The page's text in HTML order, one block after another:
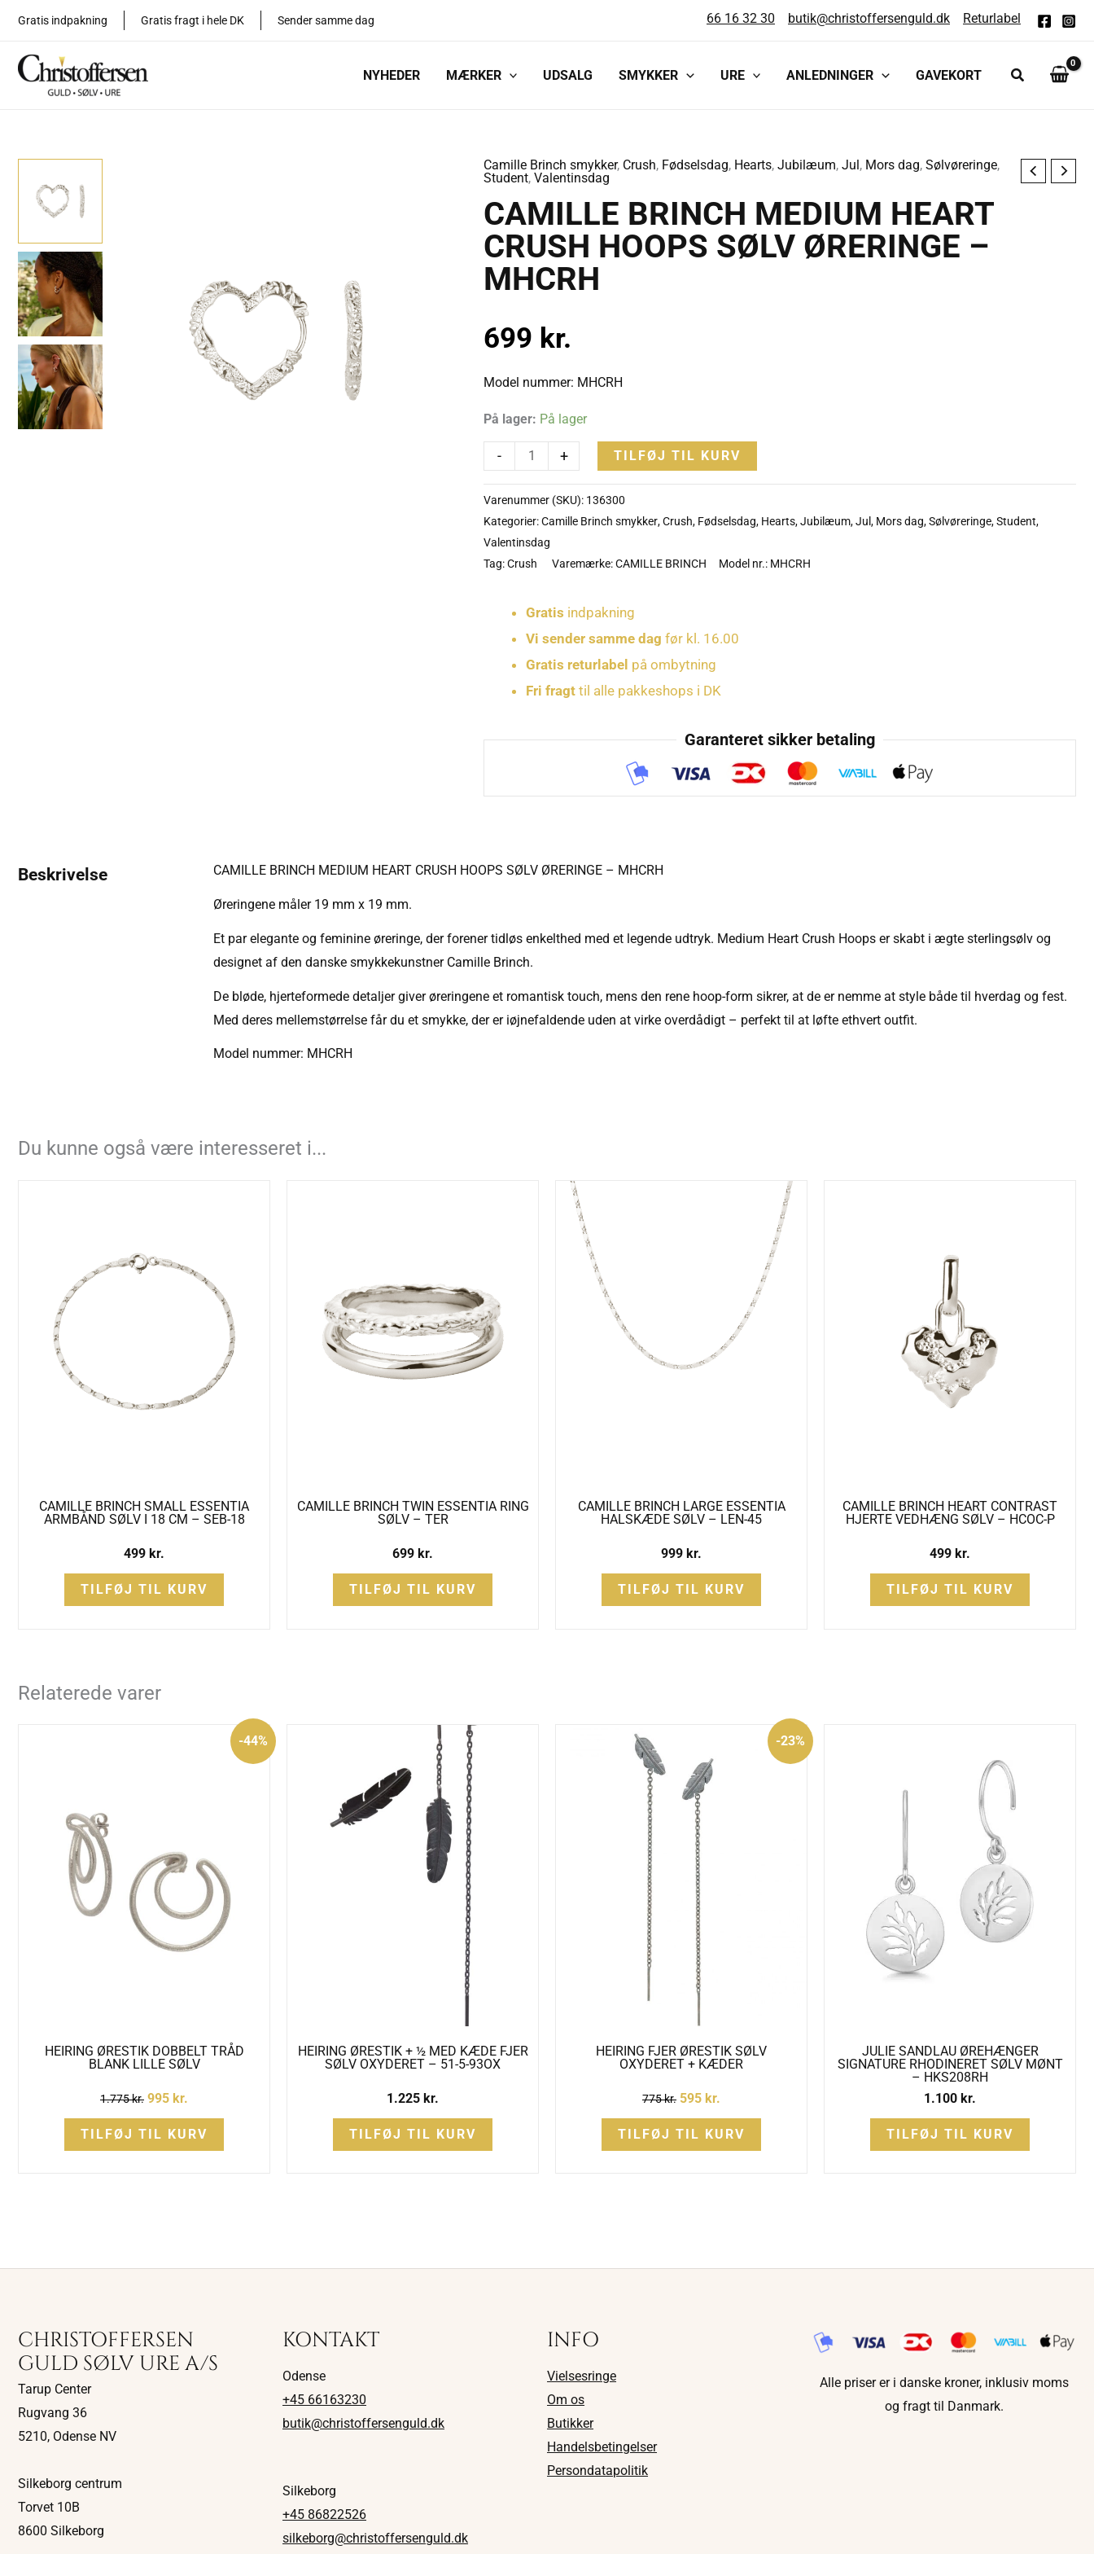
indholdet
Gratis indpakning Gratis fragt i hele DK Sender samme dag 66 16 32 30 butik@christoffersenguld.dk Returlabel
NYHEDER MÆRKER UDSALG SMYKKER URE ANLEDNINGER GAVEKORT
Camille Brinch smykker, Crush, Fødselsdag, Hearts, Jubilæum, Jul, Mors dag, Sølvøreringe,
Student, Valentinsdag
CAMILLE BRINCH MEDIUM HEART
CRUSH HOOPS SØLV ØRERINGE –
MHCRH
699 kr.
Model nummer: MHCRH
På lager: På lager
-
CAMILLE
MEDIUM
HEART
CRUSH
HOOPS
ØRERINGE
MHCRH
+ TILFØJ TIL KURV
Varenummer (SKU): 136300
Kategorier:Camille Brinch smykker,Crush, Fødselsdag, Hearts,Jubilæum,Jul , Mors dag,Sølvøreringe,Student,
Valentinsdag
Tag:Crush Varemærke:CAMILLE BRINCH Model nr.: MHCRH
Gratis indpakning
Vi sender samme dag før kl. 16.00
Gratis returlabel på ombytning
Fri fragttil alle pakkeshops i DK
Garanteret sikker betaling
Beskrivelse CAMILLE BRINCH MEDIUM HEART CRUSH HOOPS SØLV ØRERINGE – MHCRH
Øreringene måler 19 mm x 19 mm.
Et par elegante og feminine øreringe, der forener tidløs enkelthed med et legende udtryk. Medium Heart Crush Hoops er skabt i ægte sterlingsølv og
designet af den danske smykkekunstner Camille Brinch.
De bløde, hjerteformede detaljer giver øreringene et romantisk touch, mens den rene hoop-form sikrer, at de er nemme at style både til hverdag og fest.
Med deres mellemstørrelse får du et smykke, der er iøjnefaldende uden at virke overdådigt – perfekt til at løfte ethvert outfit.
Model nummer: MHCRH
Du kunne også være interesseret i...
CAMILLE BRINCH SMALL ESSENTIA
ARMBÅND SØLV I 18 CM – SEB-18
499 kr.
TILFØJ TIL KURV
CAMILLE BRINCH TWIN ESSENTIA RING
SØLV – TER
699 kr.
TILFØJ TIL KURV
CAMILLE BRINCH LARGE ESSENTIA
HALSKÆDE SØLV – LEN-45
999 kr.
TILFØJ TIL KURV
CAMILLE BRINCH HEART CONTRAST
HJERTE VEDHÆNG SØLV – HCOC-P
499 kr.
TILFØJ TIL KURV
Relaterede varer
-44%
HEIRING ØRESTIK DOBBELT TRÅD
BLANK LILLE SØLV
1.775kr. 995 kr.
aktuelle
TILFØJ TIL KURV
HEIRING ØRESTIK + ½ MED KÆDE FJER
SØLV OXYDERET – 51-5-93OX
1.225 kr.
TILFØJ TIL KURV
-23%
HEIRING FJER ØRESTIK SØLV
OXYDERET + KÆDER
775kr.
var:
775 kr..
595 kr.
TILFØJ TIL KURV
JULIE SANDLAU ØREHÆNGER
SIGNATURE RHODINERET SØLV MØNT
– HKS208RH
1.100 kr.
TILFØJ TIL KURV
CHRISTOFFERSEN
GULD SØLV URE A/S
Tarup Center
Rugvang 36
5210, Odense NV
Silkeborg centrum
Torvet 10B
8600 Silkeborg
KONTAKT
Odense
+45 66163230
butik@christoffersenguld.dk
Silkeborg
+45 86822526
silkeborg@christoffersenguld.dk
INFO
Vielsesringe
Om os
Butikker
Handelsbetingelser
Persondatapolitik
Alle priser er i danske kroner, inklusiv moms
og fragt til Danmark.